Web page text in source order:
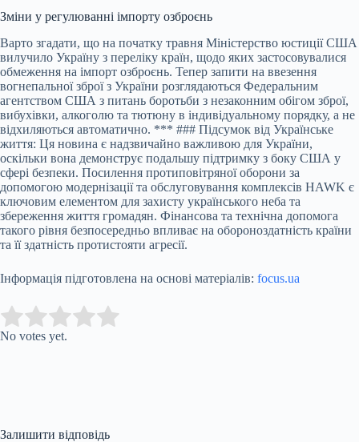
Зміни у регулюванні імпорту озброєнь
Варто згадати, що на початку травня Міністерство юстиції США
вилучило Україну з переліку країн, щодо яких застосовувалися
обмеження на імпорт озброєнь. Тепер запити на ввезення
вогнепальної зброї з України розглядаються Федеральним
агентством США з питань боротьби з незаконним обігом зброї,
вибухівки, алкоголю та тютюну в індивідуальному порядку, а не
відхиляються автоматично. *** ### Підсумок від Українське
життя: Ця новина є надзвичайно важливою для України,
оскільки вона демонструє подальшу підтримку з боку США у
сфері безпеки. Посилення протиповітряної оборони за
допомогою модернізації та обслуговування комплексів HAWK є
ключовим елементом для захисту українського неба та
збереження життя громадян. Фінансова та технічна допомога
такого рівня безпосередньо впливає на обороноздатність країни
та її здатність протистояти агресії.
Інформація підготовлена на основі матеріалів: focus.ua
Rate this item:
No votes yet.
Залишити відповідь